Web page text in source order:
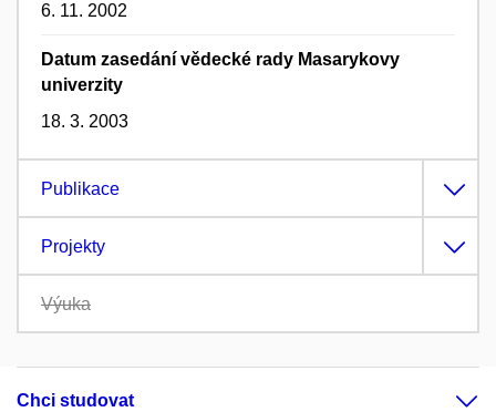
6. 11. 2002
Datum zasedání vědecké rady Masarykovy
univerzity
18. 3. 2003
Publikace
Projekty
Výuka
Chci studovat